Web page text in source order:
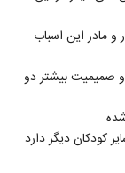
و مادر این اسباب
صمیمیت بیشتر دو
کودکان دیگر دارد